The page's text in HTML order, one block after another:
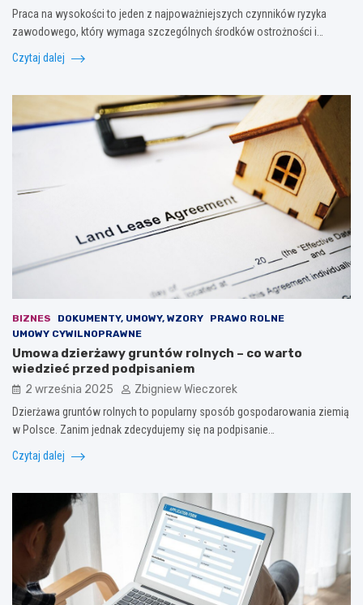
Praca na wysokości to jeden z najpoważniejszych czynników ryzyka
zawodowego, który wymaga szczególnych środków ostrożności i…
Czytaj dalej
BIZNES DOKUMENTY, UMOWY, WZORY
PRAWO ROLNE
UMOWY CYWILNOPRAWNE
Umowa dzierżawy gruntów rolnych – co warto
wiedzieć przed podpisaniem
2 września 2025 Zbigniew Wieczorek
Dzierżawa gruntów rolnych to popularny sposób gospodarowania ziemią
w Polsce. Zanim jednak zdecydujemy się na podpisanie…
Czytaj dalej